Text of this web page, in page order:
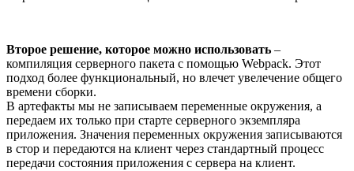
Второе решение, которое можно использовать –
компиляция серверного пакета с помощью Webpack. Этот
подход более функциональный, но влечет увелечение общего
времени сборки.
В артефакты мы не записываем переменные окружения, а
передаем их только при старте серверного экземпляра
приложения. Значения переменных окружения записываются
в стор и передаются на клиент через стандартный процесс
передачи состояния приложения с сервера на клиент.